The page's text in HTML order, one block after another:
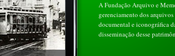
A Fundação Arquivo e
gerenciamento dos
documental e iconográfica
disseminação desse